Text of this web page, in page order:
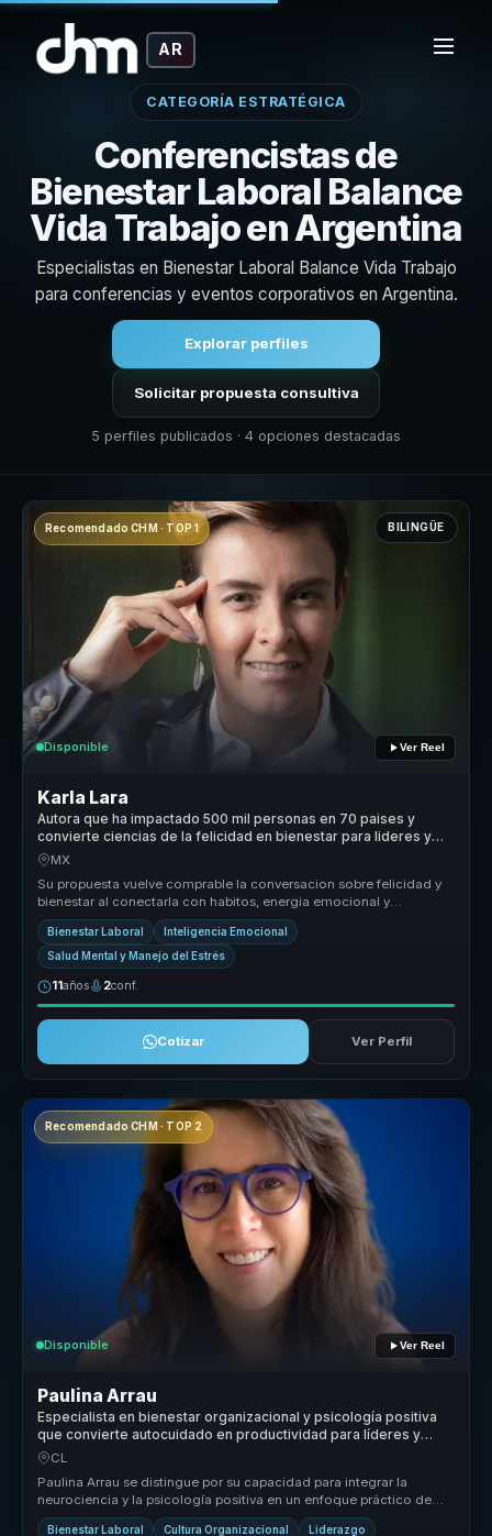
AR
CATEGORÍA ESTRATÉGICA
Conferencistas de
Bienestar Laboral Balance
Vida Trabajo en Argentina
Especialistas en Bienestar Laboral Balance Vida Trabajo
para conferencias y eventos corporativos en Argentina.
Explorar perfiles
Solicitar propuesta consultiva
5 perfiles publicados · 4 opciones destacadas
Recomendado CHM · TOP 1 BILINGÜE
Disponible Ver Reel
Karla Lara
Autora que ha impactado 500 mil personas en 70 paises y
convierte ciencias de la felicidad en bienestar para lideres y
equipos.
MX
Su propuesta vuelve comprable la conversacion sobre felicidad y
bienestar al conectarla con habitos, energia emocional y
sostenibilidad d...
Bienestar Laboral Inteligencia Emocional
Salud Mental y Manejo del Estrés
11años 2conf.
Cotizar Ver Perfil
Recomendado CHM · TOP 2
Disponible Ver Reel
Paulina Arrau
Especialista en bienestar organizacional y psicología positiva
que convierte autocuidado en productividad para líderes y
equipos.
CL
Paulina Arrau se distingue por su capacidad para integrar la
neurociencia y la psicología positiva en un enfoque práctico de
coaching eje...
Bienestar Laboral Cultura Organizacional Liderazgo